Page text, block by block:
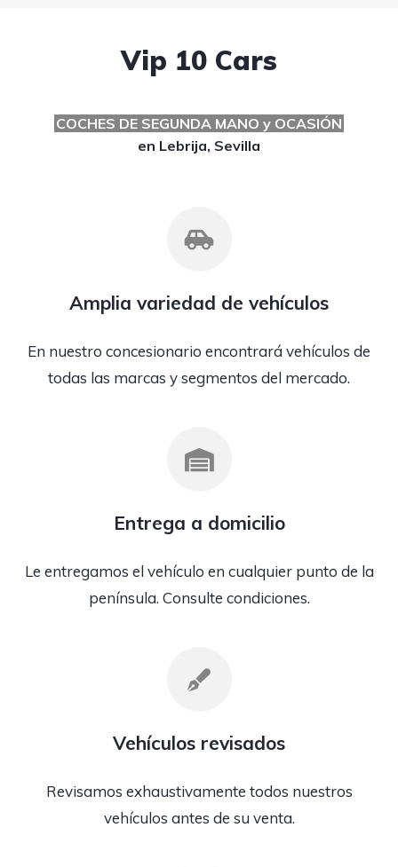
Vip 10 Cars
COCHES DE SEGUNDA MANO y OCASIÓN
en Lebrija, Sevilla
Amplia variedad de vehículos
En nuestro concesionario encontrará vehículos de
todas las marcas y segmentos del mercado.
Entrega a domicilio
Le entregamos el vehículo en cualquier punto de la
península. Consulte condiciones.
Vehículos revisados
Revisamos exhaustivamente todos nuestros
vehículos antes de su venta.